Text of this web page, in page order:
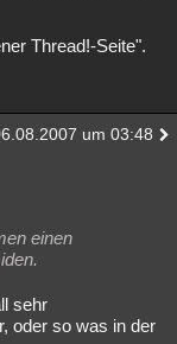
Thread!-Seite".
um 03:48
einen
sehr
oder so was in der